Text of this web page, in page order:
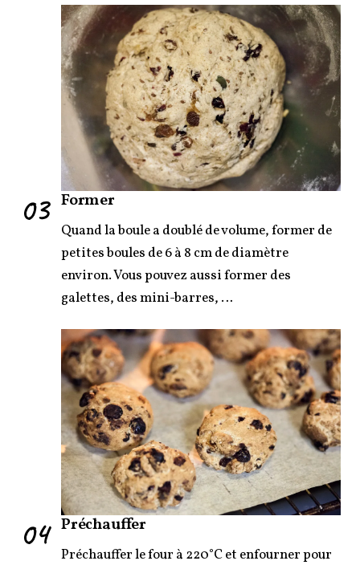
03 Former
Quand la boule a doublé de volume, former de
petites boules de 6 à 8 cm de diamètre
environ. Vous pouvez aussi former des
galettes, des mini-barres, …
04 Préchauffer
Préchauffer le four à 220°C et enfourner pour